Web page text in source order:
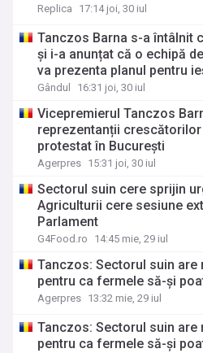
Replica 17:14 joi, 30 iul
Tanczos Barna s-a întâlnit
și i-a anunțat că o echipă
va prezenta planul pentru
Gândul 16:31 joi, 30 iul
Vicepremierul Tanczos
reprezentanții crescătorilor
protestat în București
Agerpres 15:31 joi, 30 iul
Sectorul suin cere sprijin
Agriculturii cere sesiune
Parlament
G4Food.ro 14:45 mie, 29 iul
Tanczos: Sectorul suin are
pentru ca fermele să-și
Agerpres 13:32 mie, 29 iul
Tanczos: Sectorul suin are
pentru ca fermele să-şi